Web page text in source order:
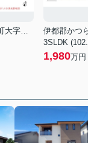
3SLDK
1,980万円